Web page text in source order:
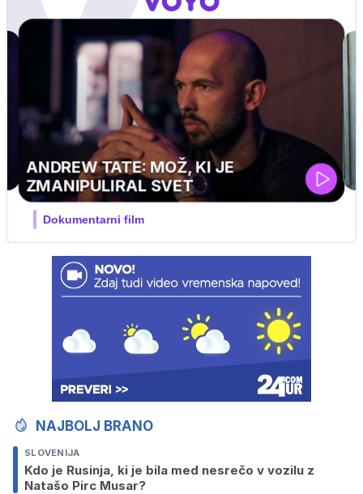
ANDREW TATE: MOŽ, KI JE
ZMANIPULIRAL SVET
Dokumentarni film
NAJBOLJ BRANO
SLOVENIJA
Kdo je Rusinja, ki je bila med nesrečo v vozilu z
Natašo Pirc Musar?